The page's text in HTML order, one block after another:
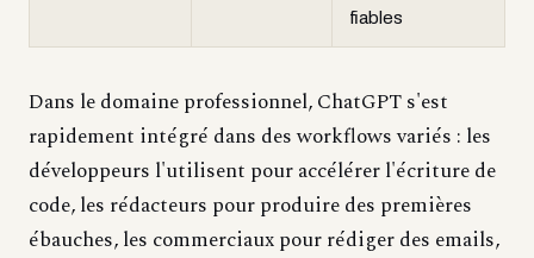
fiables
Dans le domaine professionnel, ChatGPT s'est
rapidement intégré dans des workflows variés : les
développeurs l'utilisent pour accélérer l'écriture de
code, les rédacteurs pour produire des premières
ébauches, les commerciaux pour rédiger des emails,